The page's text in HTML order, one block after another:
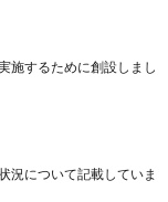
施するために創設しまし
況について記載していま